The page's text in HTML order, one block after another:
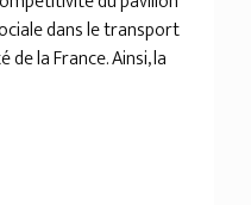
dans le transport
la France. Ainsi, la